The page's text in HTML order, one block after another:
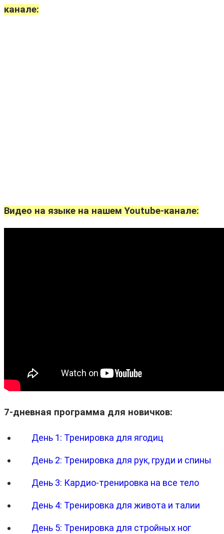
канале:
Видео на языке на нашем Youtube-канале:
7-дневная программа для новичков:
День 1: Тренировка для ягодиц
День 2: Тренировка для рук, груди и спины
День 3: Кардио-тренировка на все тело
День 4: Тренировка для живота и талии
День 5: Тренировка для стройных ног